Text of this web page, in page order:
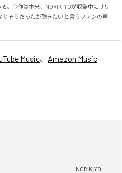
。今作は本来、NORIKIYOが収監中にリリ
そうだったが聴きたいと言うファンの声
Music、 Amazon Music
NORIKIYO